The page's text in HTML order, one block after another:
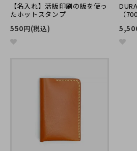
2017/02/27 14:18:10
レビューのご投稿ありがとうございます
って頂けたようで、こちらも大変嬉しい
2016/09/02 15:43:54
【名入れ】活版印刷の版を使っ
たホットスタンプ
550円(税込)
（